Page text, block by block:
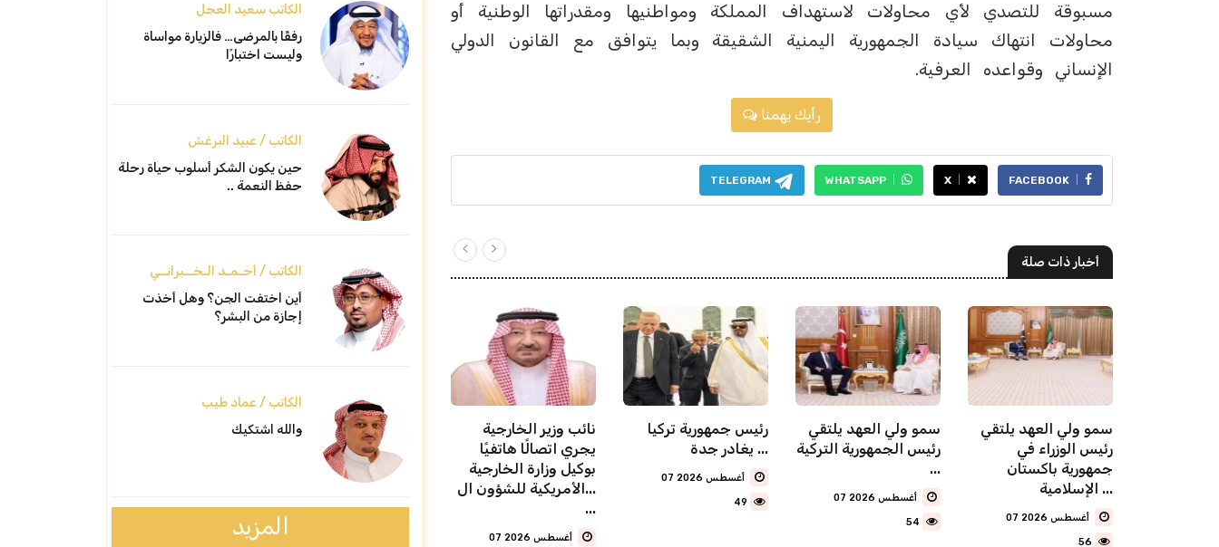
مسبوقة للتصدي لأي محاولات لاستهداف المملكة ومواطنيها ومقدراتها الوطنية أو
محاولات انتهاك سيادة الجمهورية اليمنية الشقيقة وبما يتوافق مع القانون الدولي
الإنساني وقواعده العرفية.
رأيك يهمنا
FACEBOOK
X
WHATSAPP
TELEGRAM
أخبار ذات صلة
نائب وزير الخارجية
يجري اتصالًا هاتفيًا
بوكيل وزارة الخارجية
الأمريكية للشؤون ال...
...
رئيس جمهورية تركيا
يغادر جدة ...
49
سمو ولي العهد يلتقي
رئيس الجمهورية التركية
...
54
سمو ولي العهد يلتقي
رئيس الوزراء في
جمهورية باكستان
الإسلامية ...
56
الكاتب سعيد العجل
رفقًا بالمرضى… فالزيارة مواساة
وليست اختبارًا
الكاتب / عبيد البرغش
حين يكون الشكر أسلوب حياة رحلة
حفظ النعمة ..
الكاتب / أحـمـد الـخــبرانــي
أين اختفت الجن؟ وهل أخذت
إجازة من البشر؟
الكاتب / عماد طيب
والله اشتكيك
المزيد